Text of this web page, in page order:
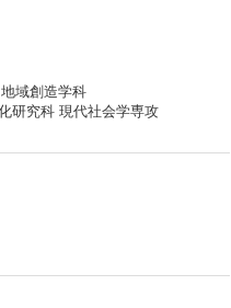
域創造学科
研究科 現代社会学専攻